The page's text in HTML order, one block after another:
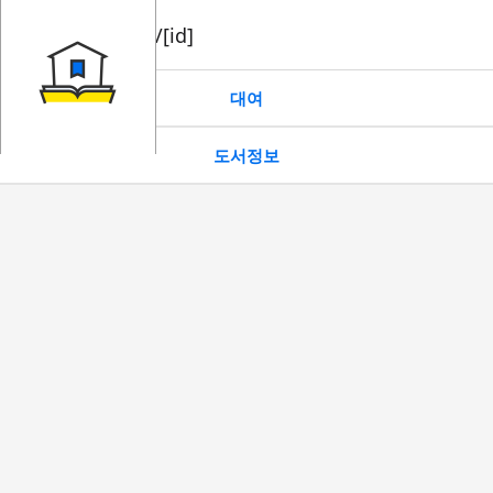
book/rent/[id]
대여
도서정보